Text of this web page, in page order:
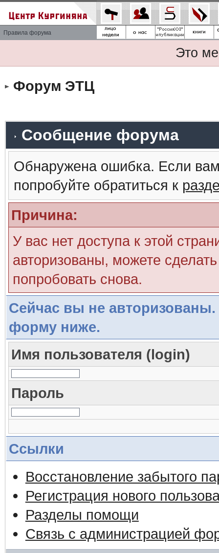
Правила форума
Это
Форум ЭТЦ
Сообщение форума
Обнаружена ошибка. Если
попробуйте обратиться к
Причина:
У вас нет доступа к этой
авторизованы, можете
попробовать снова.
Сейчас вы не авторизованы.
форму ниже.
Имя пользователя (login)
Пароль
Ссылки
Восстановление забытого
Регистрация нового
Разделы помощи
Связь с администрацией